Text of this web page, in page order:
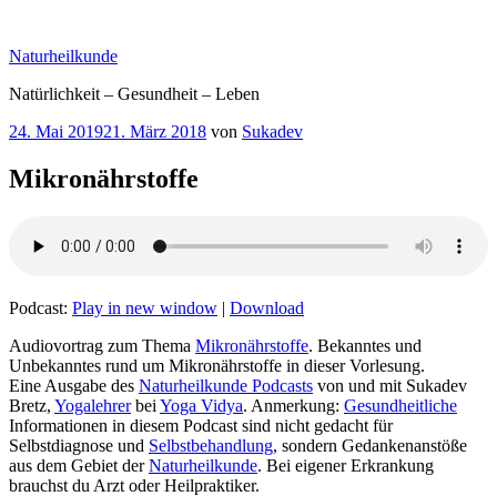
springen
Naturheilkunde
Natürlichkeit – Gesundheit – Leben
Veröffentlicht
24. Mai 201921. März 2018 von Sukadev
Mikronährstoffe
Podcast: Play in new window | Download
Audiovortrag zum Thema Mikronährstoffe. Bekanntes und
Unbekanntes rund um Mikronährstoffe in dieser Vorlesung.
Eine Ausgabe des Naturheilkunde Podcasts von und mit Sukadev
Bretz, Yogalehrerbei Yoga Vidya. Anmerkung: Gesundheitliche
Informationen in diesem Podcast sind nicht gedacht für
Selbstdiagnose und Selbstbehandlung, sondern Gedankenanstöße
aus dem Gebiet derNaturheilkunde. Bei eigener Erkrankung
brauchst du Arzt oder Heilpraktiker.